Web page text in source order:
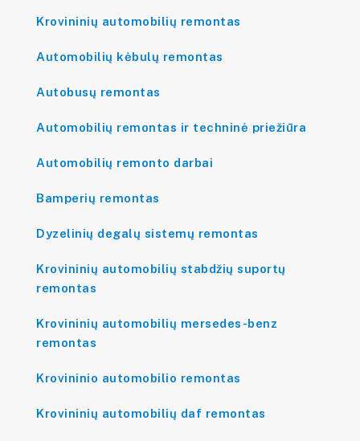
Krovininių automobilių remontas
Automobilių kėbulų remontas
Autobusų remontas
Automobilių remontas ir techninė priežiūra
Automobilių remonto darbai
Bamperių remontas
Dyzelinių degalų sistemų remontas
Krovininių automobilių stabdžių suportų
remontas
Krovininių automobilių mersedes-benz
remontas
Krovininio automobilio remontas
Krovininių automobilių daf remontas